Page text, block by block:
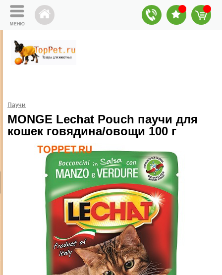
Паучи
MONGE Lechat Pouch паучи для
кошек говядина/овощи 100 г